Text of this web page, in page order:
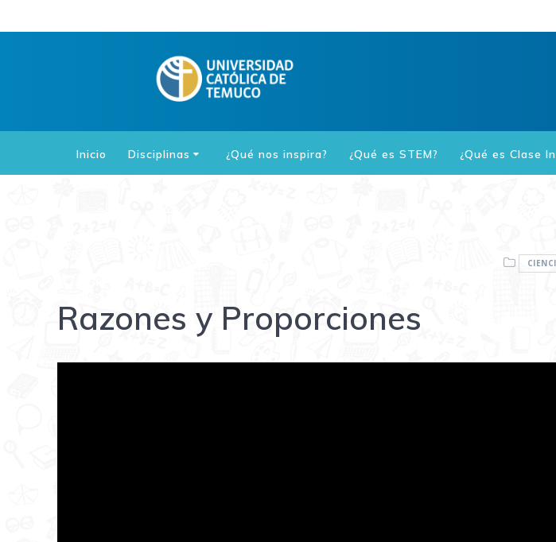
al
Inicio Disciplinas ¿Qué nos inspira? ¿Qué es STEM? ¿Qué es Clase
Razones y Proporciones